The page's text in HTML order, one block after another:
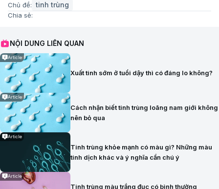
Chủ đề: tinh trùng
Chia sẻ:
NỘI DUNG LIÊN QUAN
Article
Xuất tinh sớm ở tuổi dậy thì có đáng lo không?
Article
Cách nhận biết tinh trùng loãng nam giới không
nên bỏ qua
Article
Tinh trùng khỏe mạnh có màu gì? Những màu
tinh dịch khác và ý nghĩa cần chú ý
Article
Tinh trùng màu trắng đục có bình thường